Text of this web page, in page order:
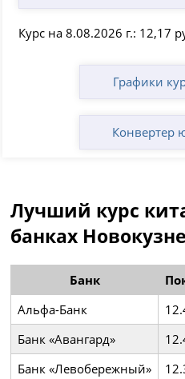
Курс на 8.08.2026 г.: 12,17
Графики
Конвертер
Лучший курс
банках
Банк
Альфа-Банк
Банк «Авангард»
Банк «Левобережный»